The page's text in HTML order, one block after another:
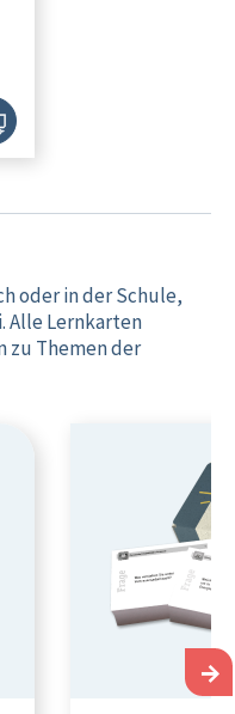
oder in der Schule,
Alle Lernkarten
zu Themen der
→